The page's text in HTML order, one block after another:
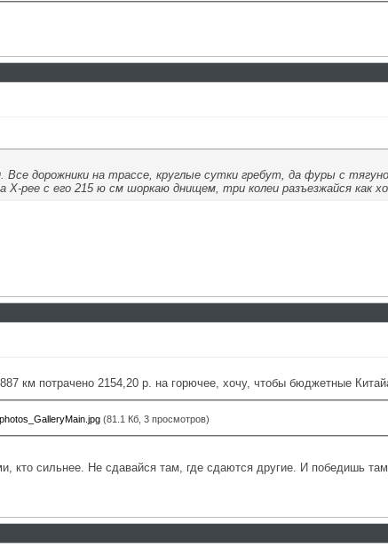
дорожники на трассе, круглые сутки гребут, да фуры с
Х-рее с его 215 ю см шоркаю днищем, три колеи разъезжайся как
км потрачено 2154,20 р. на горючее, хочу, чтобы бюджетные
(81.1 Кб, 3 просмотров)
кто сильнее. Не сдавайся там, где сдаются другие. И победишь